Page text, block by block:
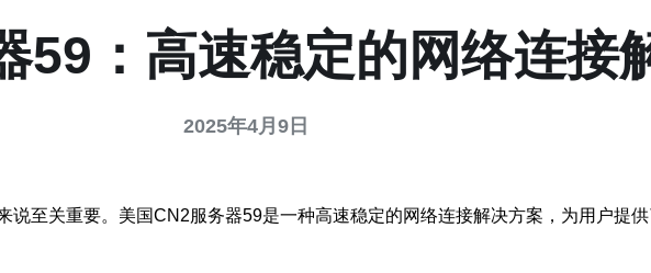
59：高速稳定的网络连接
2025年4月9日
至关重要。美国CN2服务器59是一种高速稳定的网络连接解决方案，为用户提